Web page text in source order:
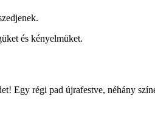
és kényelmüket.
Egy régi pad újrafestve, néhány